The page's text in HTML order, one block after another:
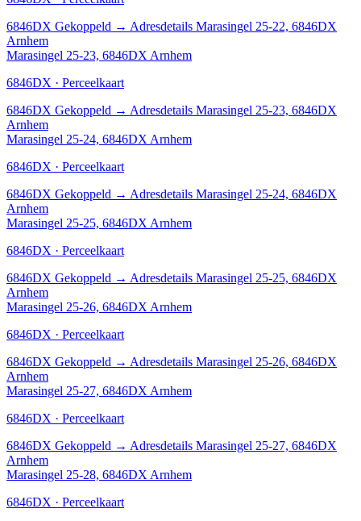
6846DX Gekoppeld → Adresdetails Marasingel 25-22, 6846DX
Arnhem
Marasingel 25-23, 6846DX Arnhem
6846DX · Perceelkaart
6846DX Gekoppeld → Adresdetails Marasingel 25-23, 6846DX
Arnhem
Marasingel 25-24, 6846DX Arnhem
6846DX · Perceelkaart
6846DX Gekoppeld → Adresdetails Marasingel 25-24, 6846DX
Arnhem
Marasingel 25-25, 6846DX Arnhem
6846DX · Perceelkaart
6846DX Gekoppeld → Adresdetails Marasingel 25-25, 6846DX
Arnhem
Marasingel 25-26, 6846DX Arnhem
6846DX · Perceelkaart
6846DX Gekoppeld → Adresdetails Marasingel 25-26, 6846DX
Arnhem
Marasingel 25-27, 6846DX Arnhem
6846DX · Perceelkaart
6846DX Gekoppeld → Adresdetails Marasingel 25-27, 6846DX
Arnhem
Marasingel 25-28, 6846DX Arnhem
6846DX · Perceelkaart